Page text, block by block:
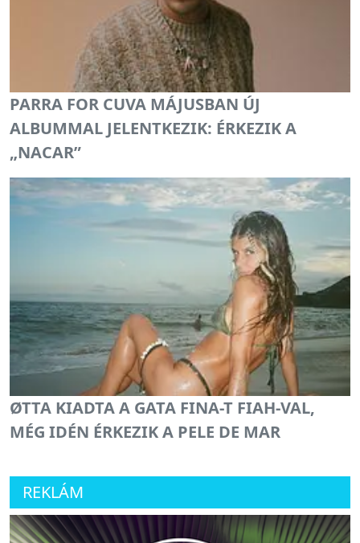
PARRA FOR CUVA MÁJUSBAN ÚJ
ALBUMMAL JELENTKEZIK: ÉRKEZIK A
„NACAR”
ØTTA KIADTA A GATA FINA-T FIAH-VAL,
MÉG IDÉN ÉRKEZIK A PELE DE MAR
REKLÁM